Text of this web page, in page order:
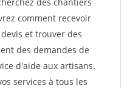
comment recevoir
et trouver des
des demandes de
d'aide aux artisans.
services à tous les